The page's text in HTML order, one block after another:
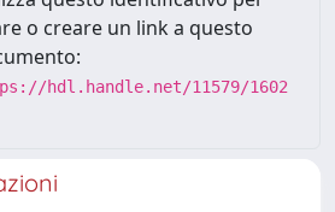
o creare un link a questo
hdl.handle.net/11579/1602